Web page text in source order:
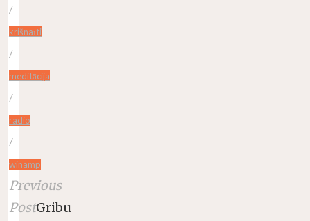
/
krišnaīti
/
meditācija
/
radio
/
winamp
Previous
PostGribu